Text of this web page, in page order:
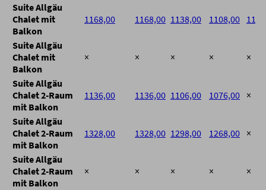
Suite Allgäu
Chalet mit
Balkon
1168,00 1168,00 1138,00 1108,00
Suite Allgäu
Chalet mit
Balkon
× × × × ×
Suite Allgäu
Chalet 2-Raum
mit Balkon
1136,00 1136,00 1106,00 1076,00 ×
Suite Allgäu
Chalet 2-Raum
mit Balkon
1328,00 1328,00 1298,00 1268,00 ×
Suite Allgäu
Chalet 2-Raum
mit Balkon
× × × × ×